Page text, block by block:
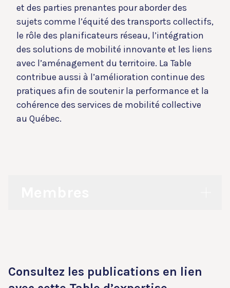
et des parties prenantes pour aborder des
sujets comme l’équité des transports collectifs,
le rôle des planificateurs réseau, l’intégration
des solutions de mobilité innovante et les liens
avec l’aménagement du territoire. La Table
contribue aussi à l’amélioration continue des
pratiques afin de soutenir la performance et la
cohérence des services de mobilité collective
au Québec.
Consultez les publications en lien